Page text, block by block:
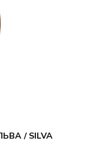
/ SILVA